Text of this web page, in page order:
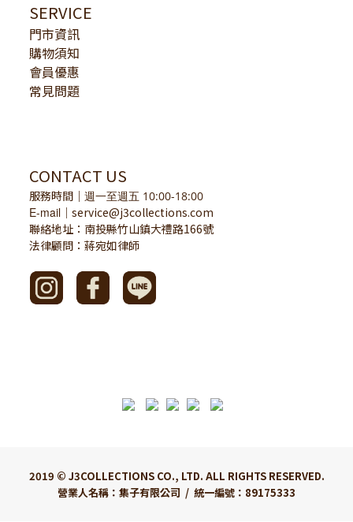
SERVICE
門市資訊
購物須知
會員優惠
常見問題
CONTACT US
服務時間 ｜ 週一至週五 10:00-18:00
E-mail
service@j3collections.com
聯絡地址：南投縣竹山鎮大禮路166號
法律顧問：蔣宛如律師
2019 © J3COLLECTIONS CO., LTD. ALL RIGHTS RESERVED.
營業人名稱：集子有限公司 / 統一編號：89175333